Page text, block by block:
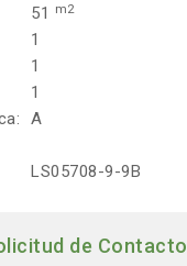
51 m2
1
1
1
A
LS05708-9-9B
de Contacto